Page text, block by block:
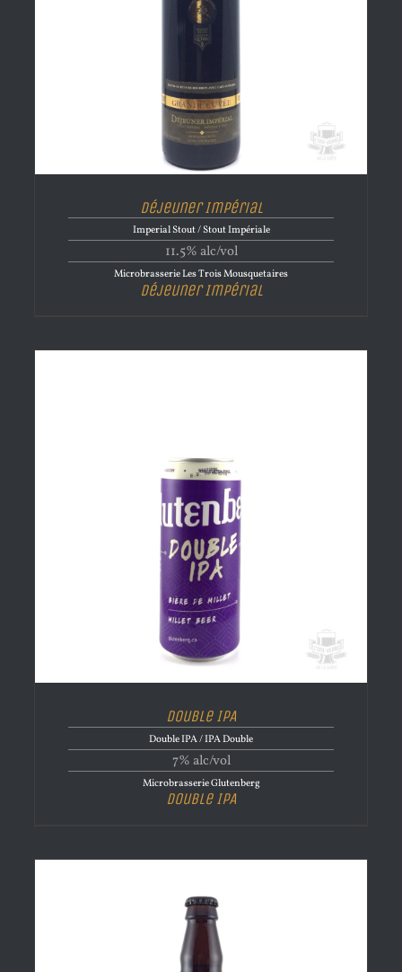
Déjeuner Impérial
Imperial Stout / Stout Impériale
11.5% alc/vol
Microbrasserie Les Trois Mousquetaires
Déjeuner Impérial
Double IPA
Double IPA / IPA Double
7% alc/vol
Microbrasserie Glutenberg
Double IPA